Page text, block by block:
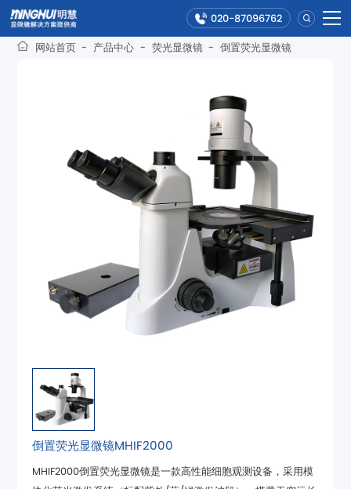
020-87096762
网站首页 - 产品中心 - 荧光显微镜 - 倒置荧光显微镜
倒置荧光显微镜MHIF2000